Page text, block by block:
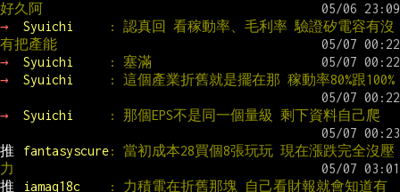
好久阿
→
Syuichi
: 認真回 看稼動率、毛利率 驗證矽電容有沒
有把產能
→
Syuichi
: 塞滿
→
Syuichi : 這個產業折舊就是擺在那 稼動率80%跟100%
→ Syuichi : 那個EPS不是同一個量級 剩下資料自己爬
推 fantasyscure: 當初成本28買個8張玩玩 現在漲跌完全沒壓
力
推
iamaq18c : 力積電在折舊那塊 自己看財報就會知道有